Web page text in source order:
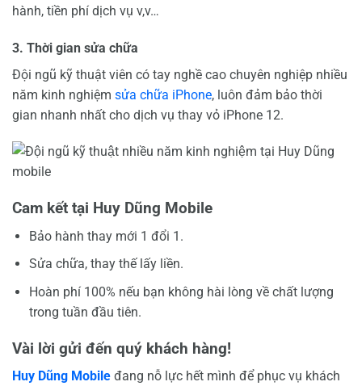
hành, tiền phí dịch vụ v,v…
3. Thời gian sửa chữa
Đội ngũ kỹ thuật viên có tay nghề cao chuyên nghiệp nhiều
năm kinh nghiệm sửa chữa iPhone, luôn đảm bảo thời
gian nhanh nhất cho dịch vụ thay vỏ iPhone 12.
Cam kết tại Huy Dũng Mobile
Bảo hành thay mới 1 đổi 1.
Sửa chữa, thay thế lấy liền.
Hoàn phí 100% nếu bạn không hài lòng về chất lượng
trong tuần đầu tiên.
Vài lời gửi đến quý khách hàng!
Huy Dũng Mobile đang nỗ lực hết mình để phục vụ khách